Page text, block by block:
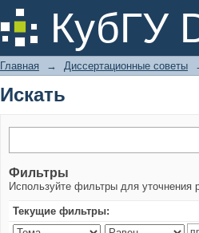
КубГУ
Искать
Главная → Диссертационные советы
Искать
Фильтры
Используйте фильтры для уточнения
Текущие фильтры: